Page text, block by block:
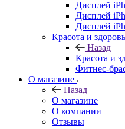
Дисплей
Дисплей
Дисплей
Красота и
Назад
Красота и
Фитнес-
О магазине
Назад
О магазине
О компании
Отзывы